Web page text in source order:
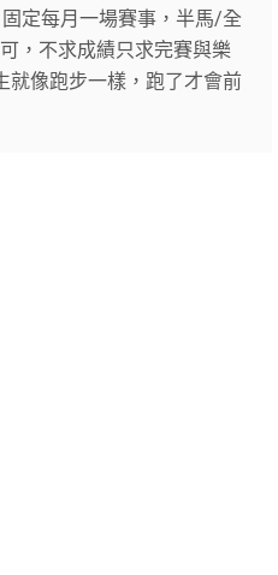
定每月一場賽事，半馬/全
，不求成績只求完賽與樂
就像跑步一樣，跑了才會前